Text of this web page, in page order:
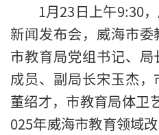
1月23日上午9:30
新闻发布会， 威海市委
市教育局党组书记、
成员、副局长宋玉杰
董绍才，市教育局体卫
025年威海市教育领域